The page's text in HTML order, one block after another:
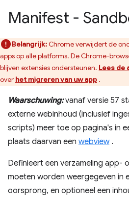
Manifest -
Belangrijk:Chrome verwijdert de
apps op alle platforms. De Chrome-
blijven extensies ondersteunen. Lees de
over het migreren van uw app .
Waarschuwing:vanaf versie 57
externe webinhoud (inclusief
scripts) meer toe op pagina's in
plaats daarvan een webview.
Definieert een verzameling app-
moeten worden weergegeven in
oorsprong, en optioneel een